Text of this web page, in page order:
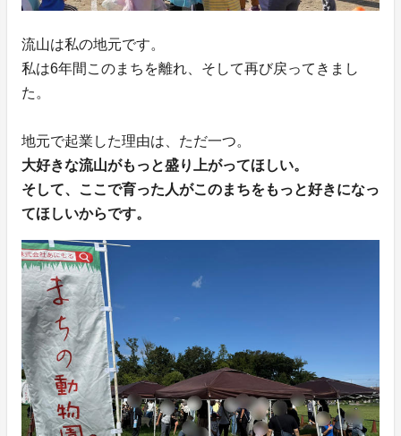
流山は私の地元です。
私は6年間このまちを離れ、そして再び戻ってきまし
た。
地元で起業した理由は、ただ一つ。
大好きな流山がもっと盛り上がってほしい。
そして、ここで育った人がこのまちをもっと好きになっ
てほしいからです。